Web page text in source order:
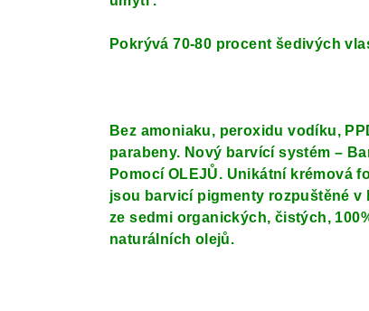
Pokrývá 70-80 procent šedivých
Bez amoniaku, peroxid u vodíku,
parabeny. Nový barvící systém –
Pomocí OLEJŮ. Unikátní krémová
jsou barvicí pigmenty rozpuštěné v
ze sedmi organických, čistých,
naturálních olejů.